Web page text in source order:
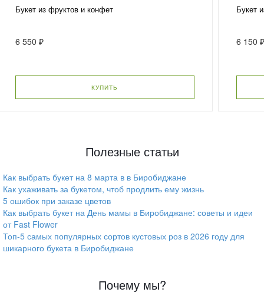
Букет из фруктов и конфет
6 550 ₽
КУПИТЬ
Букет
6 150
Полезные статьи
Как выбрать букет на 8 марта в в Биробиджане
Как ухаживать за букетом, чтоб продлить ему жизнь
5 ошибок при заказе цветов
Как выбрать букет на День мамы в Биробиджане: советы и идеи
от Fast Flower
Топ-5 самых популярных сортов кустовых роз в 2026 году для
шикарного букета в Биробиджане
Почему мы?